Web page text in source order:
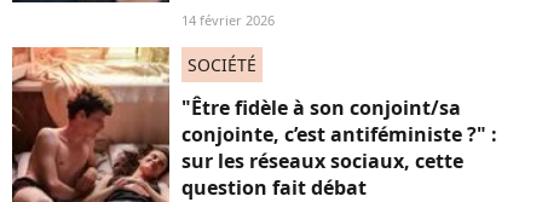
14 février 2026
SOCIÉTÉ
"Être fidèle à son conjoint/sa
conjointe, c’est antiféministe ?" :
sur les réseaux sociaux, cette
question fait débat